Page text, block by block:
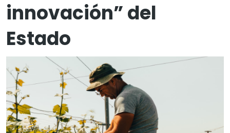
innovación” del
Estado